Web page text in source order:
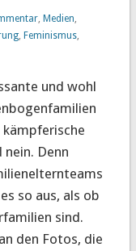
, Medien
, Feminismus,
und wohl
nein. Denn
so aus, als ob
sind.
den Fotos, die